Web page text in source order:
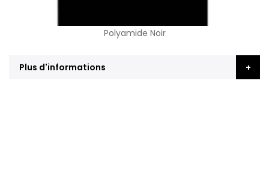
Polyamide Noir
Plus d'informations